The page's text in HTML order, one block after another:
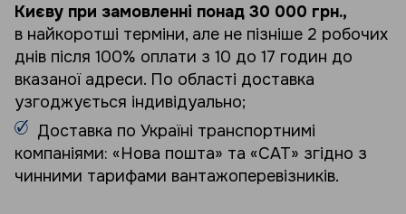
Києву при замовленні понад 30 000 грн.,
в найкоротші терміни, але не пізніше 2 робочих
днів після 100% оплати з 10 до 17 годин до
вказаної адреси. По області доставка
узгоджується індивідуально;
Доставка по Україні транспортнимі
компаніями: «Нова пошта» та «САТ» згідно з
чинними тарифами вантажоперевізників.